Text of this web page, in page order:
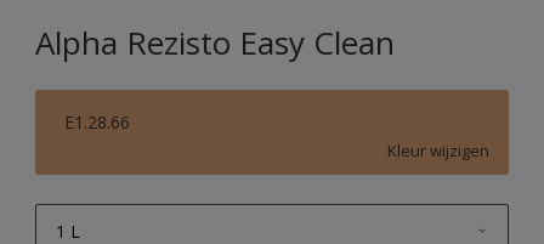
Alpha Rezisto Easy Clean
E1.28.66
Kleur wijzigen
1 L